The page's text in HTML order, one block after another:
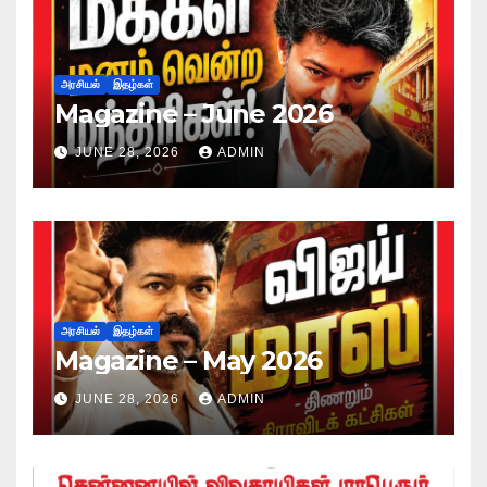
அரசியல் இதழ்கள்
Magazine – June 2026
JUNE 28, 2026 ADMIN
அரசியல் இதழ்கள்
Magazine – May 2026
JUNE 28, 2026 ADMIN